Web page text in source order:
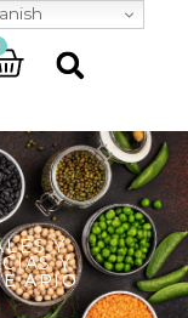
Y
Y
APIO